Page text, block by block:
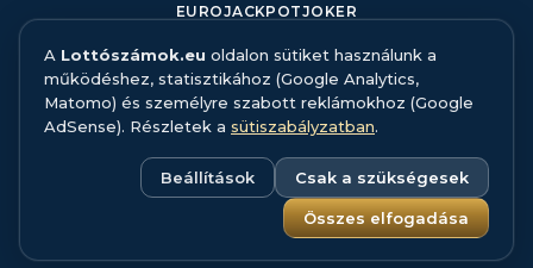
EUROJACKPOTJOKER
RÓLUNK
KAPCSOLAT
HIBABEJELENTÉS
ADATFORRÁS ÉS MÓDSZERTAN
ADATKEZELÉS
SÜTISZABÁLYZAT
A Lottószámok.eu oldalon sütiket használunk a
működéshez, statisztikához (Google Analytics,
Matomo) és személyre szabott reklámokhoz (Google
AdSense). Részletek a sütiszabályzatban.
Beállítások Csak a szükségesek
Összes elfogadása